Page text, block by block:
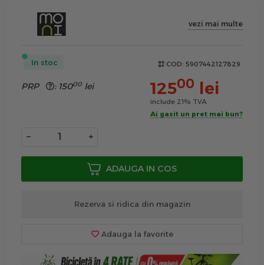
vezi mai multe
In stoc COD: 5907442127829
PRP : 15000 lei 12500 lei
include 21% TVA
Ai gasit un pret mai bun?
− +
ADAUGA IN COS
Rezerva si ridica din magazin
Adauga la favorite